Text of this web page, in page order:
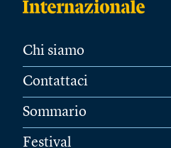
Chi siamo
Contattaci
Sommario
Festival